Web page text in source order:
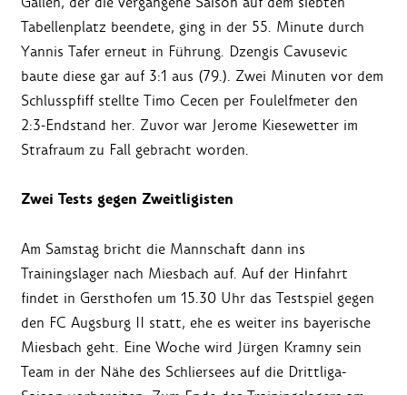
Tabellenplatz beendete, ging in der 55. Minute durch
Yannis Tafer erneut in Führung. Dzengis Cavusevic
baute diese gar auf 3:1 aus (79.). Zwei Minuten vor dem
Schlusspfiff stellte Timo Cecen per Foulelfmeter den
2:3-Endstand her. Zuvor war Jerome Kiesewetter im
Strafraum zu Fall gebracht worden.
Zwei Tests gegen Zweitligisten
Am Samstag bricht die Mannschaft dann ins
Trainingslager nach Miesbach auf. Auf der Hinfahrt
findet in Gersthofen um 15.30 Uhr das Testspiel gegen
den FC Augsburg II statt, ehe es weiter ins bayerische
Miesbach geht. Eine Woche wird Jürgen Kramny sein
Team in der Nähe des Schliersees auf die Drittliga-